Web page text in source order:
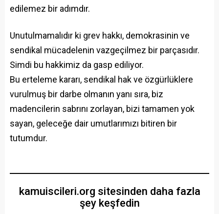
edilemez bir adımdır.
Unutulmamalıdır ki grev hakkı, demokrasinin ve
sendikal mücadelenin vazgeçilmez bir parçasıdır.
Simdi bu hakkimiz da gasp ediliyor.
Bu erteleme kararı, sendikal hak ve özgürlüklere
vurulmuş bir darbe olmanın yanı sıra, biz
madencilerin sabrını zorlayan, bizi tamamen yok
sayan, geleceğe dair umutlarımızı bitiren bir
tutumdur.
kamuiscileri.org sitesinden daha fazla
şey keşfedin